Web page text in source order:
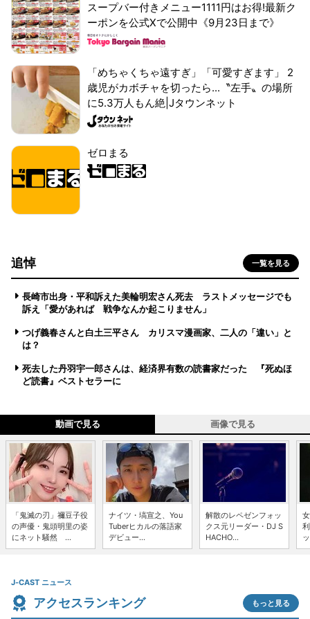
スープバー付きメニュー1111円はお得!最新ク
ーポンを公式Xで公開中《9月23日まで》
「めちゃくちゃ遠すぎ」「可愛すぎます」 2
歳児がカボチャを切ったら...〝左手〟の場所
に5.3万人もん絶|Jタウンネット
ゼロまる
追悼 一覧を見る
長崎市出身・平和訴えた美輪明宏さん死去 ラストメッセージでも
訴え「愛があれば 戦争なんか起こりません」
つげ義春さんと白土三平さん カリスマ漫画家、二人の「違い」と
は？
死去した丹羽宇一郎さんは、経済界有数の読書家だった 『死ぬほ
ど読書』ベストセラーに
動画で見る 画像で見る
「鬼滅の刃」禰豆子役
の声優・鬼頭明里の姿
にネット騒然 ...
ナイツ・塙宣之、You
Tuberヒカルの落語家
デビュー...
解散のレペゼンフォッ
クス元リーダー・DJ S
HACHO...
J-CAST ニュース
アクセスランキング もっと見る